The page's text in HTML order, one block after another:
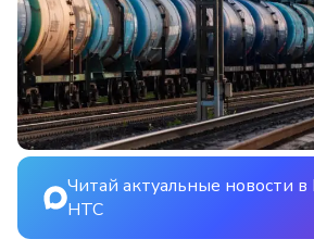
Читай актуальные новости в
НТС